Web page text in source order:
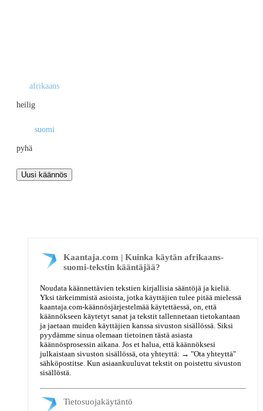
afrikaans
heilig
suomi
pyhä
Kaantaja.com | Kuinka käytän afrikaans-
suomi-tekstin kääntäjää?
Noudata käännettävien tekstien kirjallisia sääntöjä ja kieliä.
Yksi tärkeimmistä asioista, jotka käyttäjien tulee pitää mielessä
kaantaja.com-käännösjärjestelmää käytettäessä, on, että
käännökseen käytetyt sanat ja tekstit tallennetaan tietokantaan
ja jaetaan muiden käyttäjien kanssa sivuston sisällössä. Siksi
pyydämme sinua olemaan tietoinen tästä asiasta
käännösprosessin aikana. Jos et halua, että käännöksesi
julkaistaan sivuston sisällössä, ota yhteyttä: → "Ota yhteyttä"
sähköpostitse. Kun asiaankuuluvat tekstit on poistettu sivuston
sisällöstä.
Tietosuojakäytäntö